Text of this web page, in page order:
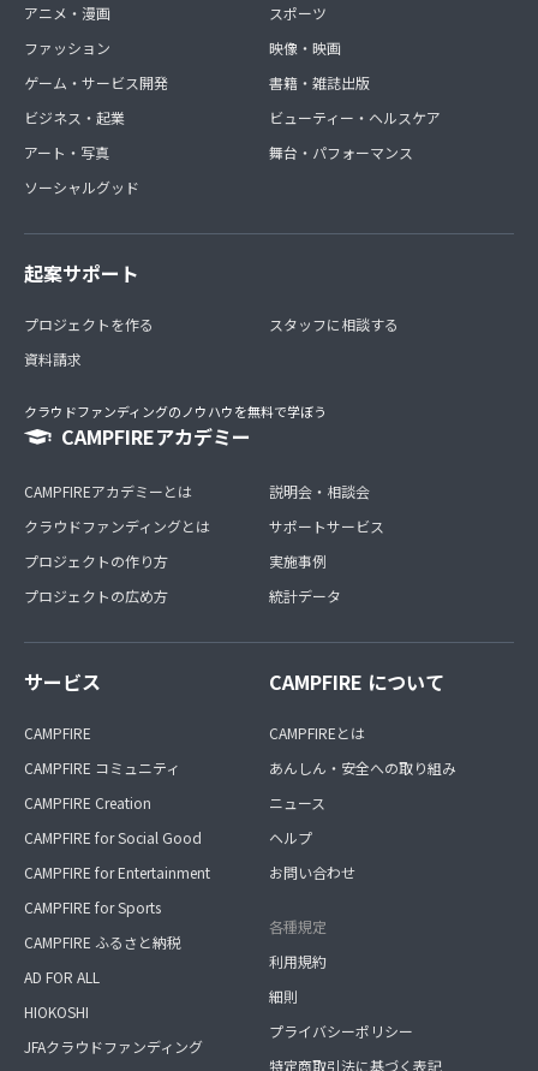
アニメ・漫画
ファッション
ゲーム・サービス開発
ビジネス・起業
アート・写真
ソーシャルグッド
スポーツ
映像・映画
書籍・雑誌出版
ビューティー・ヘルスケア
舞台・パフォーマンス
起案サポート
プロジェクトを作る
資料請求
スタッフに相談する
クラウドファンディングのノウハウを無料で学ぼう
CAMPFIREアカデミー
CAMPFIREアカデミーとは
クラウドファンディングとは
プロジェクトの作り方
プロジェクトの広め方
説明会・相談会
サポートサービス
実施事例
統計データ
サービス
CAMPFIRE
CAMPFIRE コミュニティ
CAMPFIRE Creation
CAMPFIRE for Social Good
CAMPFIRE for Entertainment
CAMPFIRE for Sports
CAMPFIRE ふるさと納税
AD FOR ALL
HIOKOSHI
JFAクラウドファンディング
CAMPFIRE について
CAMPFIREとは
あんしん・安全への取り組み
ニュース
ヘルプ
お問い合わせ
各種規定
利用規約
細則
プライバシーポリシー
特定商取引法に基づく表記